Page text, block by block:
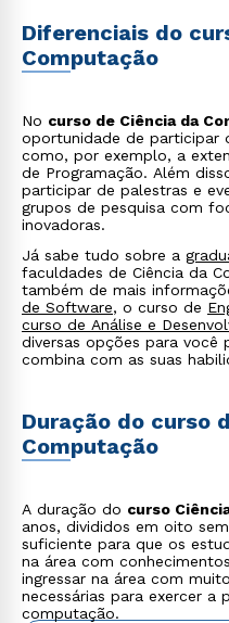
Diferenciais do
Computação
No curso de Ciência da
oportunidade de participar
como, por exemplo, a
de Programação. Além
participar de palestras e
grupos de pesquisa com
inovadoras.
Já sabe tudo sobre a
faculdades de Ciência da
também de mais
de Software, o curso de
curso de Análise e
diversas opções para você
combina com as suas
Duração do curso
Computação
A duração do curso
anos, divididos em oito
suficiente para que os
na área com
ingressar na área com
necessárias para exercer a
computação.